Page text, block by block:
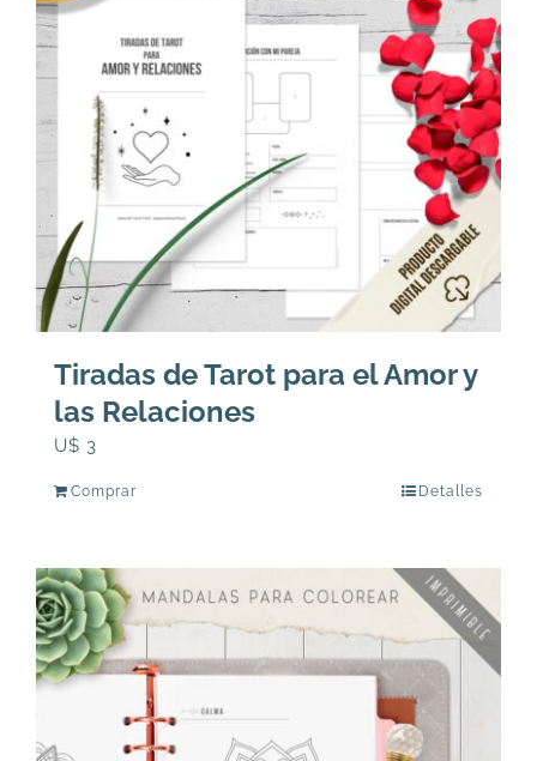
Tiradas de Tarot para el Amor y
las Relaciones
U$ 3
Comprar Detalles